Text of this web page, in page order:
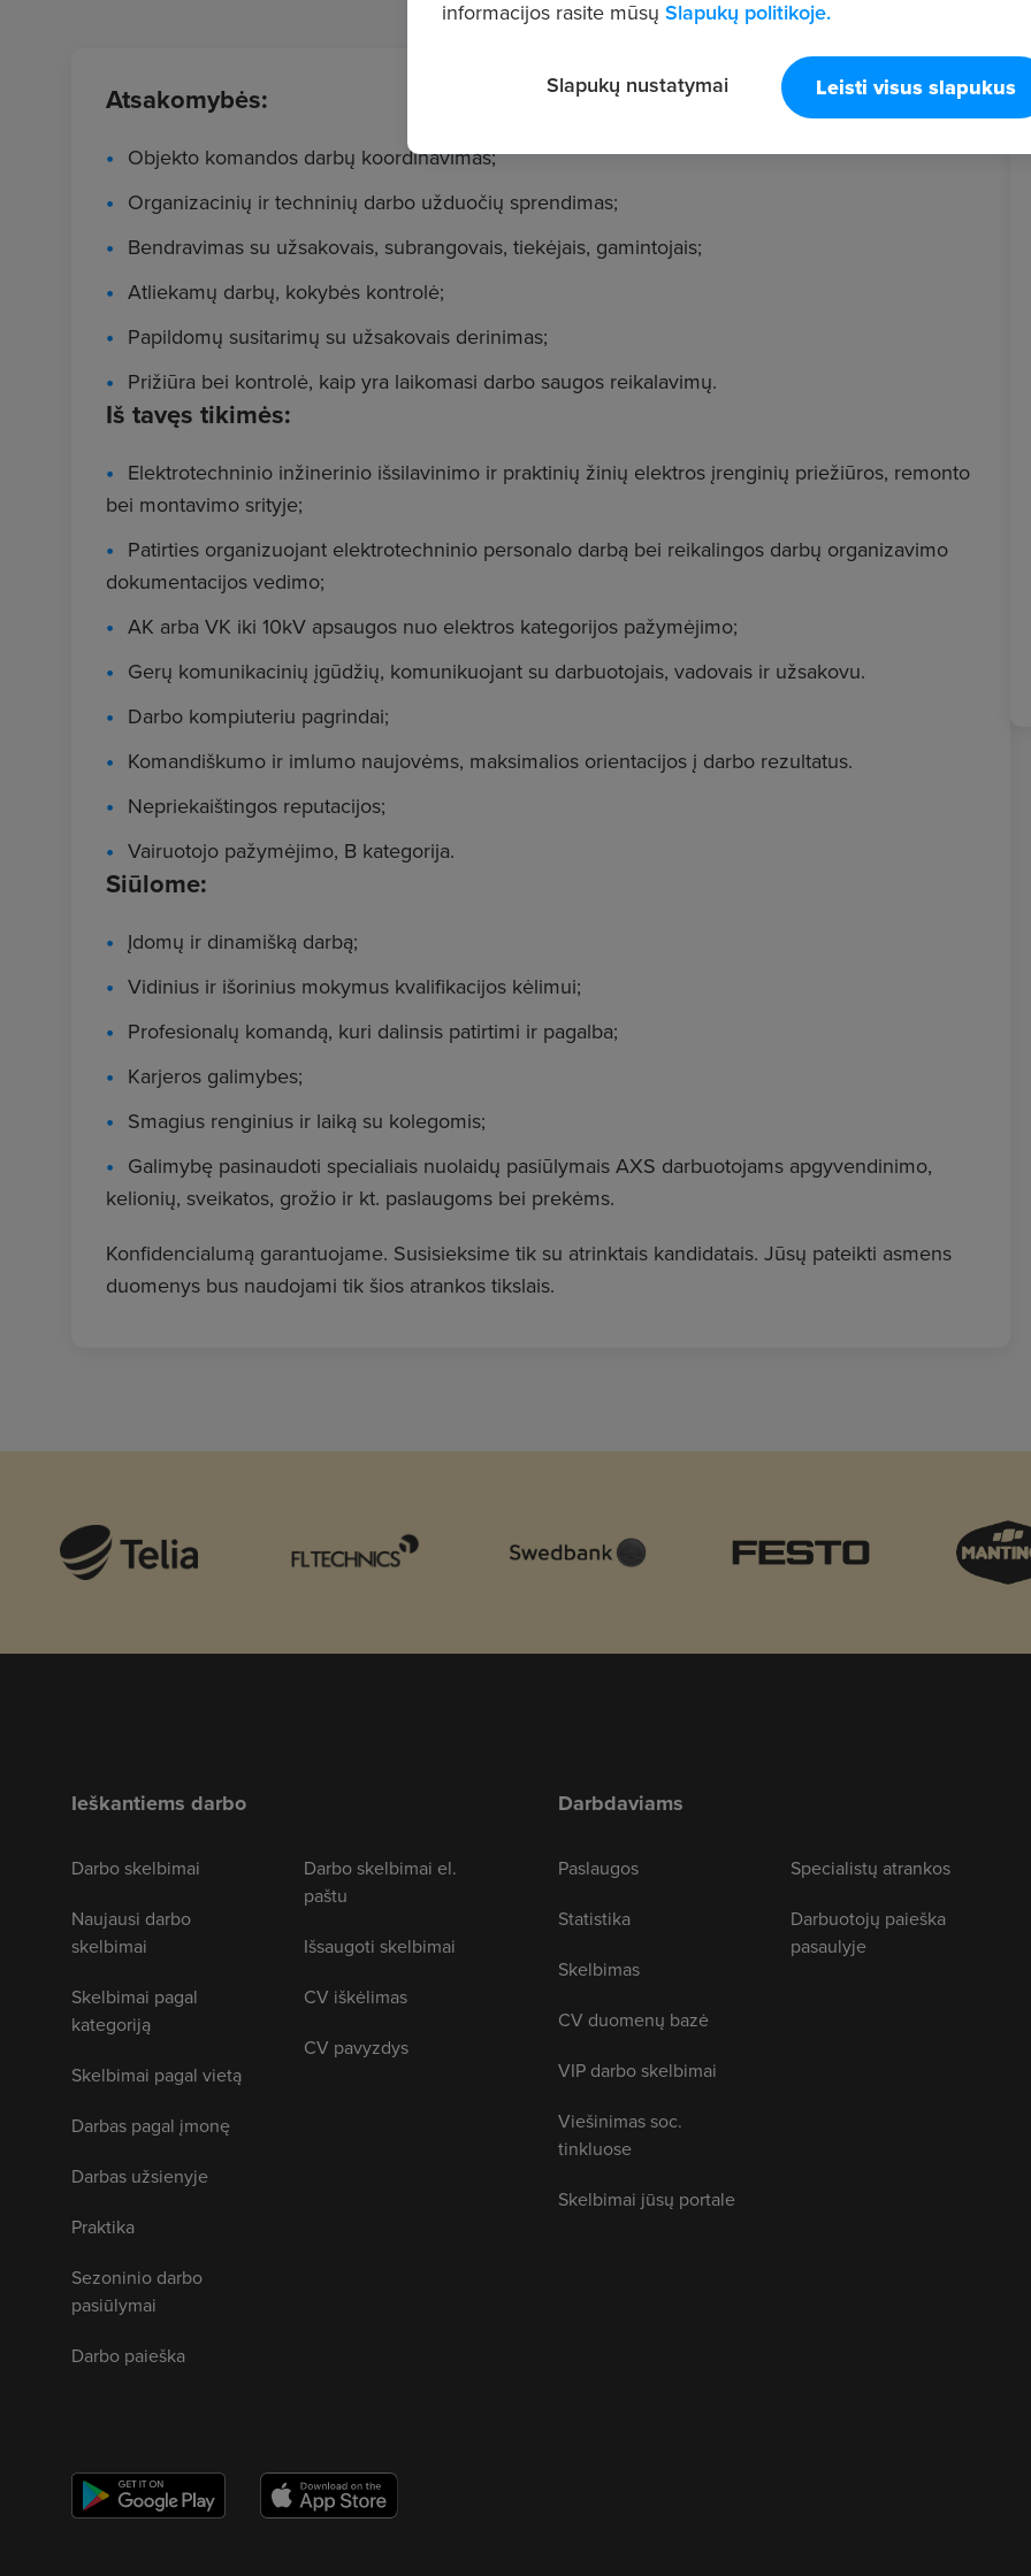
Atsakomybės:
Objekto komandos darbų koordinavimas;
Organizacinių ir techninių darbo užduočių sprendimas;
Bendravimas su užsakovais, subrangovais, tiekėjais, gamintojais;
Atliekamų darbų, kokybės kontrolė;
Papildomų susitarimų su užsakovais derinimas;
Prižiūra bei kontrolė, kaip yra laikomasi darbo saugos reikalavimų.
Iš tavęs tikimės:
Elektrotechninio inžinerinio išsilavinimo ir praktinių žinių elektros įrenginių priežiūros, remonto
bei montavimo srityje;
Patirties organizuojant elektrotechninio personalo darbą bei reikalingos darbų organizavimo
dokumentacijos vedimo;
AK arba VK iki 10kV apsaugos nuo elektros kategorijos pažymėjimo;
Gerų komunikacinių įgūdžių, komunikuojant su darbuotojais, vadovais ir užsakovu.
Darbo kompiuteriu pagrindai;
Komandiškumo ir imlumo naujovėms, maksimalios orientacijos į darbo rezultatus.
Nepriekaištingos reputacijos;
Vairuotojo pažymėjimo, B kategorija.
Siūlome:
Įdomų ir dinamišką darbą;
Vidinius ir išorinius mokymus kvalifikacijos kėlimui;
Profesionalų komandą, kuri dalinsis patirtimi ir pagalba;
Karjeros galimybes;
Smagius renginius ir laiką su kolegomis;
Galimybę pasinaudoti specialiais nuolaidų pasiūlymais AXS darbuotojams apgyvendinimo,
kelionių, sveikatos, grožio ir kt. paslaugoms bei prekėms.
Konfidencialumą garantuojame. Susisieksime tik su atrinktais kandidatais. Jūsų pateikti asmens
duomenys bus naudojami tik šios atrankos tikslais.
Ieškantiems darbo
Darbo skelbimai
Naujausi darbo
skelbimai
Skelbimai pagal
kategoriją
Skelbimai pagal vietą
Darbas pagal įmonę
Darbas užsienyje
Praktika
Sezoninio darbo
pasiūlymai
Darbo paieška
Darbo skelbimai el.
paštu
Išsaugoti skelbimai
CV iškėlimas
CV pavyzdys
Darbdaviams
Paslaugos
Statistika
Skelbimas
CV duomenų bazė
VIP darbo skelbimai
Viešinimas soc.
tinkluose
Skelbimai jūsų portale
Specialistų atrankos
Darbuotojų paieška
pasaulyje
informacijos rasite mūsų Slapukų politikoje.
Leisti visus slapukus
Slapukų nustatymai